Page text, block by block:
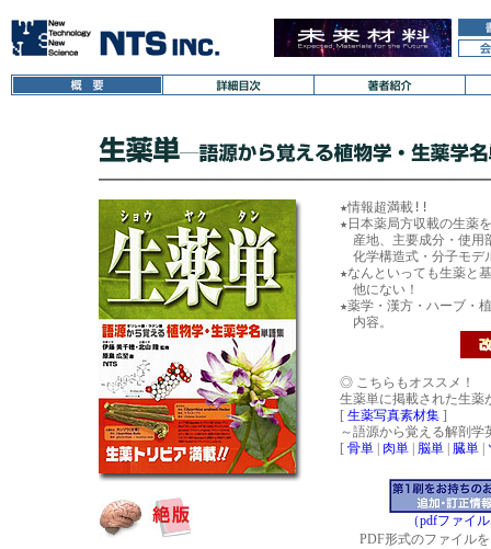
★情報超満載!!
★日本薬局方収載の生薬
産地、主要成分・使用
化学構造式・分子モデ
★なんといっても生薬と
他にない！
★薬学・漢方・ハーブ・
◎ こちらもオススメ！
生薬単に掲載された生薬
[ 生薬写真素材集 ]
～語源から覚える解剖学
[ 骨単 肉単 脳単 臓単
（pdfファイ
PDF形式のファイル